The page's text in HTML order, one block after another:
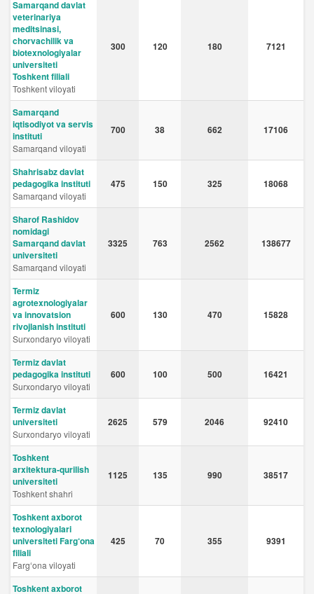
Samarqand davlat
veterinariya
meditsinasi,
chorvachilik va
biotexnologiyalar
universiteti
Toshkent filiali
Toshkent viloyati
300 120 180 7121
Samarqand
iqtisodiyot va servis
instituti
Samarqand viloyati
700 38 662 17106
Shahrisabz davlat
pedagogika instituti
Samarqand viloyati
475 150 325 18068
Sharof Rashidov
nomidagi
Samarqand davlat
universiteti
Samarqand viloyati
3325 763 2562 138677
Termiz
agrotexnologiyalar
va innovatsion
rivojlanish instituti
Surxondaryo viloyati
600 130 470 15828
Termiz davlat
pedagogika instituti
Surxondaryo viloyati
600 100 500 16421
Termiz davlat
universiteti
Surxondaryo viloyati
2625 579 2046 92410
Toshkent
arxitektura-qurilish
universiteti
Toshkent shahri
1125 135 990 38517
Toshkent axborot
texnologiyalari
universiteti Farg‘ona
filiali
Fargʻona viloyati
425 70 355 9391
Toshkent axborot